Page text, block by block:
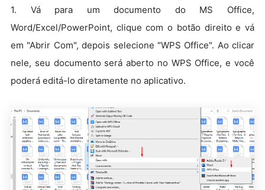
1. Vá para um documento do MS Office,
Word/Excel/PowerPoint, clique com o botão direito e vá
em "Abrir Com", depois selecione "WPS Office". Ao clicar
nele, seu documento será aberto no WPS Office, e você
poderá editá-lo diretamente no aplicativo.